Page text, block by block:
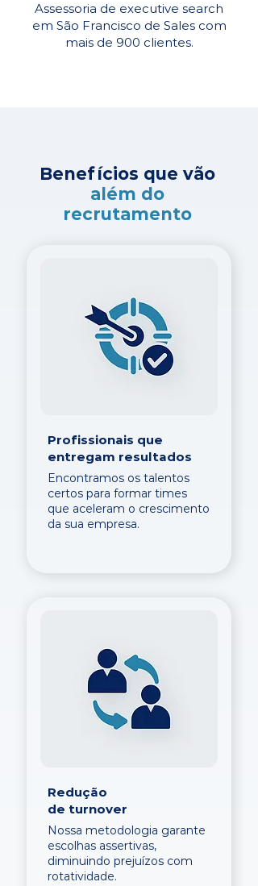
Assessoria de executive search
em São Francisco de Sales com
mais de 900 clientes.
Benefícios que vão
além do
recrutamento
Profissionais que
entregam resultados
Encontramos os talentos
certos para formar times
que aceleram o crescimento
da sua empresa.
Redução
de turnover
Nossa metodologia garante
escolhas assertivas,
diminuindo prejuízos com
rotatividade.